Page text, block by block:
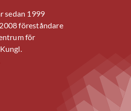
sedan 1999
föreståndare
för